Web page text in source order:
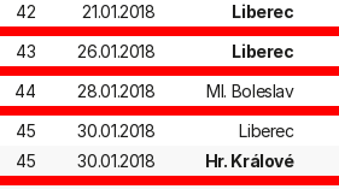
42
21.01.2018 Liberec
43
26.01.2018 Liberec
44
28.01.2018 Ml. Boleslav
45
30.01.2018 Liberec
45
30.01.2018 Hr. Králové